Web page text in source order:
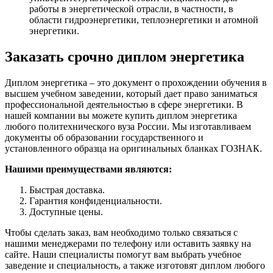
работы в энергетической отрасли, в частности, в
области гидроэнергетики, теплоэнергетики и атомной
энергетики.
Заказать срочно диплом энергетика
Диплом энергетика – это документ о прохождении обучения в
высшем учебном заведении, который дает право заниматься
профессиональной деятельностью в сфере энергетики. В
нашей компании вы можете купить диплом энергетика
любого политехнического вуза России. Мы изготавливаем
документы об образовании государственного и
установленного образца на оригинальных бланках ГОЗНАК.
Нашими преимуществами являются:
Быстрая доставка.
Гарантия конфиденциальности.
Доступные цены.
Чтобы сделать заказ, вам необходимо только связаться с
нашими менеджерами по телефону или оставить заявку на
сайте. Наши специалисты помогут вам выбрать учебное
заведение и специальность, а также изготовят диплом любого